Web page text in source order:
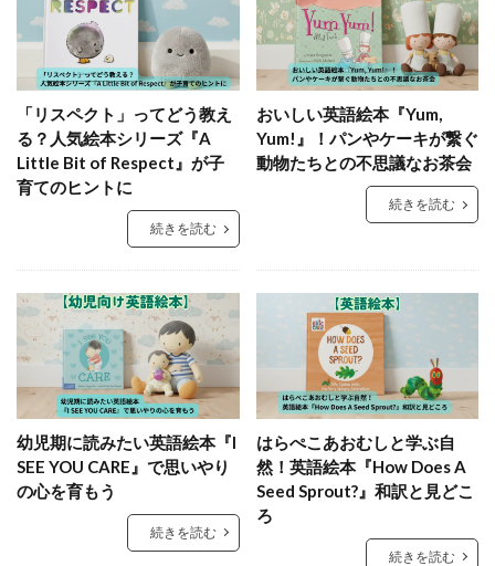
「リスペクト」ってどう教え
る？人気絵本シリーズ『A
Little Bit of Respect』が子
育てのヒントに
続きを読む
おいしい英語絵本『Yum,
Yum!』！パンやケーキが繋ぐ
動物たちとの不思議なお茶会
続きを読む
幼児期に読みたい英語絵本『I
SEE YOU CARE』で思いやり
の心を育もう
続きを読む
はらぺこあおむしと学ぶ自
然！英語絵本『How Does A
Seed Sprout?』和訳と見どこ
ろ
続きを読む